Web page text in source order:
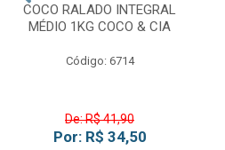
COCO RALADO INTEGRAL
MÉDIO 1KG COCO & CIA
Código: 6714
De: R$ 41,90
Por: R$ 34,50